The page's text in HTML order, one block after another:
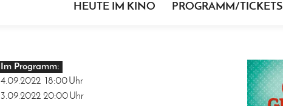
HEUTE IM KINO PROGRAMM/TICKETS
Im Programm:
14.09.2022
18:00Uhr
13.09.2022 20:00Uhr